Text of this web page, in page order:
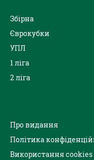
Збірна
Єврокубки
УПЛ
1 ліга
2 ліга
Про видання
Політика
Використання cookies